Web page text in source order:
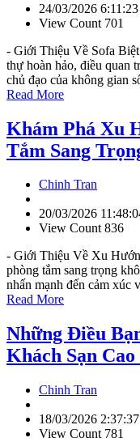
24/03/2026
View Count 701
- Giới Thiệu Về Sofa
thự hoàn hảo, điều quan
chủ đạo của không gian
Read More
Khám Phá Xu
Tắm Sang
Chinh Tran
20/03/2026
View Count 836
- Giới Thiệu Về Xu
phòng tắm sang trọng
nhấn mạnh đến cảm xúc
Read More
Những Điều
Khách Sạn Cao
Chinh Tran
18/03/2026
View Count 781